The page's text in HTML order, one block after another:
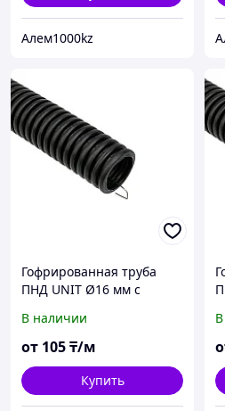
Алем1000kz
Гофрированная труба
ПНД UNIT Ø16 мм с
м
В наличии
от 105₸/м
Купить
м